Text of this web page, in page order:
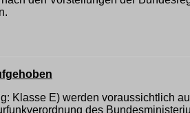
Klasse E) werden voraussichtlich
des